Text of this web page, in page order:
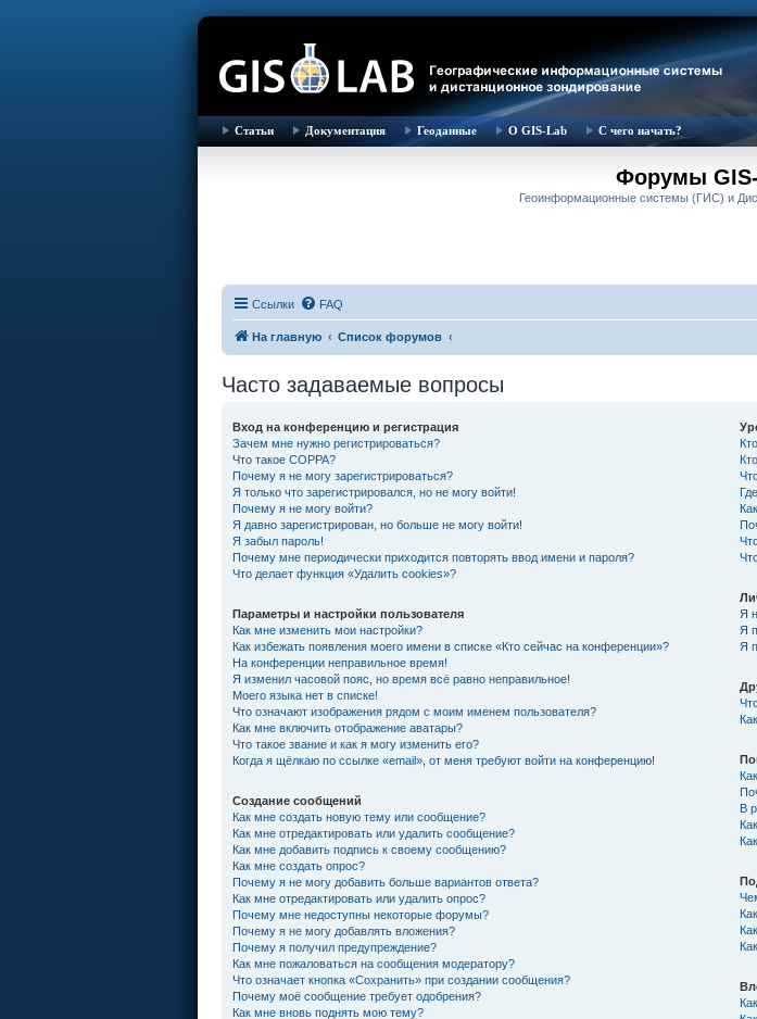
Статьи Документация Геоданные О GIS-Lab С чего начать?
Форумы
Геоинформационные системы (ГИС) и
Ссылки FAQ
На главную Список форумов
Часто задаваемые вопросы
Вход на конференцию и регистрация
Зачем мне нужно регистрироваться?
Что такое COPPA?
Почему я не могу зарегистрироваться?
Я только что зарегистрировался, но не могу войти!
Почему я не могу войти?
Я давно зарегистрирован, но больше не могу войти!
Я забыл пароль!
Почему мне периодически приходится повторять ввод имени и пароля?
Что делает функция «Удалить cookies»?
Параметры и настройки пользователя
Как мне изменить мои настройки?
Как избежать появления моего имени в списке «Кто сейчас на конференции»?
На конференции неправильное время!
Я изменил часовой пояс, но время всё равно неправильное!
Моего языка нет в списке!
Что означают изображения рядом с моим именем пользователя?
Как мне включить отображение аватары?
Что такое звание и как я могу изменить его?
Когда я щёлкаю по ссылке «email», от меня требуют войти на конференцию!
Создание сообщений
Как мне создать новую тему или сообщение?
Как мне отредактировать или удалить сообщение?
Как мне добавить подпись к своему сообщению?
Как мне создать опрос?
Почему я не могу добавить больше вариантов ответа?
Как мне отредактировать или удалить опрос?
Почему мне недоступны некоторые форумы?
Почему я не могу добавлять вложения?
Почему я получил предупреждение?
Как мне пожаловаться на сообщения модератору?
Что означает кнопка «Сохранить» при создании сообщения?
Почему моё сообщение требует одобрения?
Как мне вновь поднять мою тему?
Я
Я
Я
В